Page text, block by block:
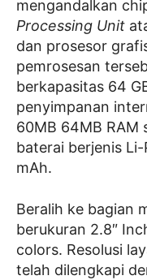
mengandalkan
Processing Unit
dan prosesor
pemrosesan
berkapasitas 64
penyimpanan
60MB 64MB RAM
baterai berjenis
mAh.
Beralih ke bagian
berukuran 2.8″
colors. Resolusi
telah dilengkapi